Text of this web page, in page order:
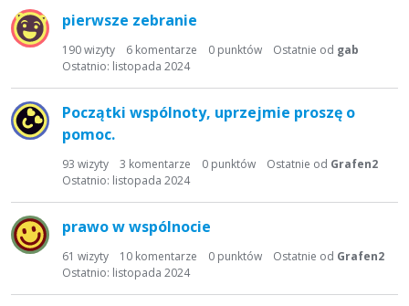
pierwsze zebranie
190wizyty 6 komentarze 0 punktów Ostatnie od gab
Ostatnio: listopada 2024
Początki wspólnoty, uprzejmie proszę o
pomoc.
93 wizyty 3 komentarze 0 punktów Ostatnie od Grafen2
Ostatnio: listopada 2024
prawo w wspólnocie
61 wizyty 10 komentarze 0 punktów Ostatnie od Grafen2
Ostatnio: listopada 2024